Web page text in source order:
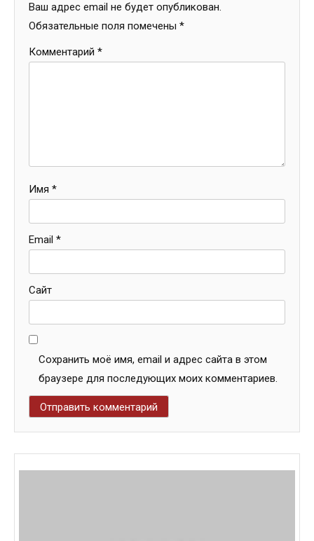
Ваш адрес email не будет опубликован.
Обязательные поля помечены *
Комментарий *
Имя *
Email *
Сайт
Сохранить моё имя, email и адрес сайта в этом
браузере для последующих моих комментариев.